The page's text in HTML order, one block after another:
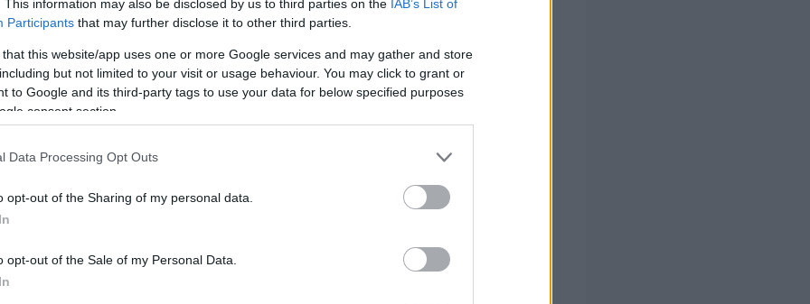
This information may also be disclosed by us to third parties on the IAB’s List of
Participants that may further disclose it to other third parties.
that this website/app uses one or more Google services and may gather and store
but not limited to your visit or usage behaviour. You may click to grant or
to Google and its third-party tags to use your data for below specified purposes
consent section.
Data Processing Opt Outs
opt-out of the Sharing of my personal data.
opt-out of the Sale of my Personal Data.
συνταξιοδότησης στο 62ο έτος με 15 έτη ασφάλισης (εκ
σε ΒΑΕ)
εισφορές για κύρια και επικουρική ασφάλιση
αναγνώρισης και εξαγοράς χρόνου εργασίας για τη συμπλήρωση
χρόνος θα υπολογίζεται ως πραγματικός χρόνος ασφάλισης, ενώ η
θα γίνεται κατόπιν αίτησης του εργαζομένου με ενιαία διαδικασία
ασφάλιση.